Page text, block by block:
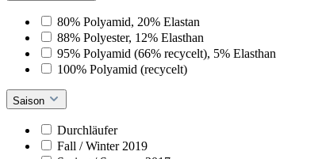
80% Polyamid, 20% Elastan
88% Polyester, 12% Elasthan
95% Polyamid (66% recycelt), 5% Elasthan
100% Polyamid (recycelt)
Saison
Durchläufer
Fall / Winter 2019